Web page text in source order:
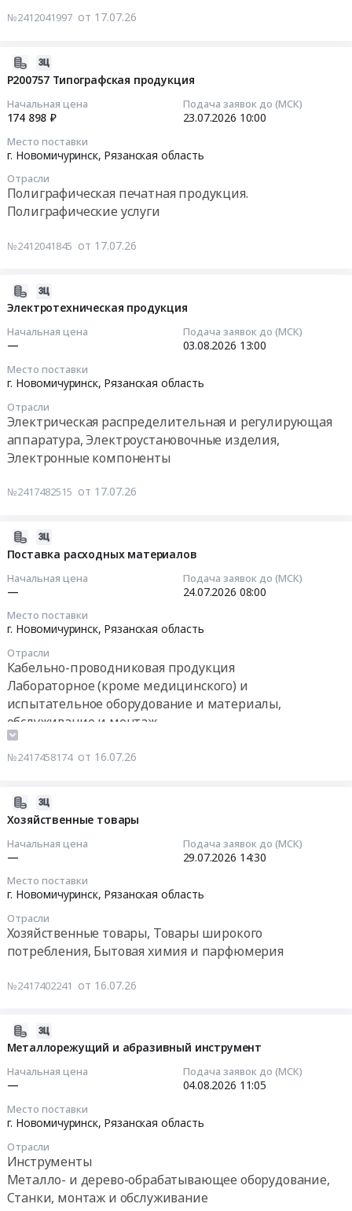
№2412041997 от 17.07.26
P200757 Типографская продукция
Начальная цена
174 898 ₽
Подача заявок до (МСК)
23.07.2026 10:00
Место поставки
г. Новомичуринск, Рязанская область
Отрасли
Полиграфическая печатная продукция.
Полиграфические услуги
№2412041845 от 17.07.26
Электротехническая продукция
Начальная цена
—
Подача заявок до (МСК)
03.08.2026 13:00
Место поставки
г. Новомичуринск, Рязанская область
Отрасли
Электрическая распределительная и регулирующая
аппаратура, Электроустановочные изделия,
Электронные компоненты
№2417482515 от 17.07.26
Поставка расходных материалов
Начальная цена
—
Подача заявок до (МСК)
24.07.2026 08:00
Место поставки
г. Новомичуринск, Рязанская область
Отрасли
Кабельно-проводниковая продукция
Лабораторное (кроме медицинского) и
испытательное оборудование и материалы,
обслуживание и монтаж
Промышленные резервуары и ёмкости, ремонт и
обслуживание
№2417458174 от 16.07.26
Хозяйственные товары
Начальная цена
—
Подача заявок до (МСК)
29.07.2026 14:30
Место поставки
г. Новомичуринск, Рязанская область
Отрасли
Хозяйственные товары, Товары широкого
потребления, Бытовая химия и парфюмерия
№2417402241 от 16.07.26
Металлорежущий и абразивный инструмент
Начальная цена
—
Подача заявок до (МСК)
04.08.2026 11:05
Место поставки
г. Новомичуринск, Рязанская область
Отрасли
Инструменты
Металло- и дерево-обрабатывающее оборудование,
Станки, монтаж и обслуживание